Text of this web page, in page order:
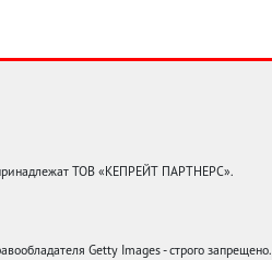
ТОВ «КЕПРЕЙТ ПАРТНЕРС».
Getty Images - строго запрещено.